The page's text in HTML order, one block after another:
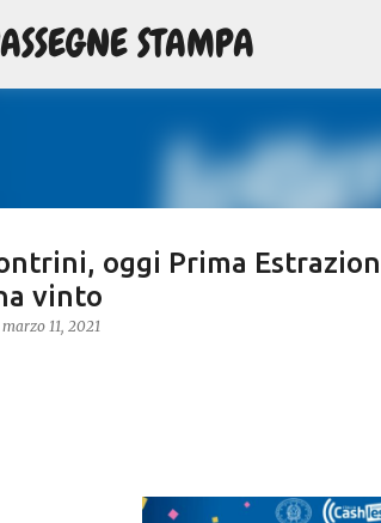
STAMPA
oggi Prima
vinto
marzo 11, 2021